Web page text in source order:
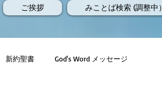
ご挨拶 みことば検索 (調整中）
新約聖書 God's Word メッセージ